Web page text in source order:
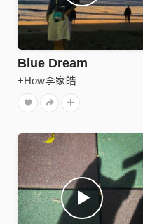
Blue Dream
+How李家皓